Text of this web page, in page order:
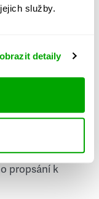
služby.
detaily
verzi, na
těšit
závislosti na
propsání k